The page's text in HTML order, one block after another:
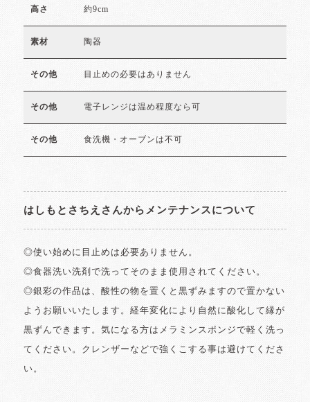
高さ 約9cm
素材 陶器
その他 目止めの必要はありません
その他 電子レンジは温め程度なら可
その他 食洗機・オーブンは不可
はしもとさちえさんからメンテナンスについて
◎使い始めに目止めは必要ありません。
◎食器洗い洗剤で洗ってそのまま使用されてください。
◎銀彩の作品は、酸性の物を置くと黒ずみますので置かない
ようお願いいたします。経年変化により自然に酸化して縁が
黒ずんできます。気になる方はメラミンスポンジで軽く洗っ
てください。クレンザーなどで強くこする事は避けてくださ
い。